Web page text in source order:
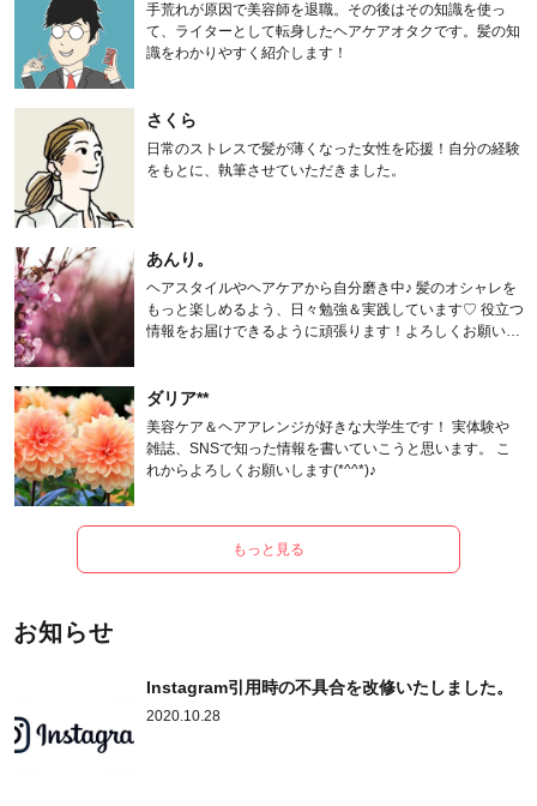
手荒れが原因で美容師を退職。その後はその知識を使っ
て、ライターとして転身したヘアケアオタクです。髪の知
識をわかりやすく紹介します！
さくら
日常のストレスで髪が薄くなった女性を応援！自分の経験
をもとに、執筆させていただきました。
あんり。
ヘアスタイルやヘアケアから自分磨き中♪ 髪のオシャレを
もっと楽しめるよう、日々勉強＆実践しています♡ 役立つ
情報をお届けできるように頑張ります！よろしくお願いし
ダリア**
美容ケア＆ヘアアレンジが好きな大学生です！ 実体験や
雑誌、SNSで知った情報を書いていこうと思います。 こ
れからよろしくお願いします(*^^*)♪
もっと見る
お知らせ
Instagram引用時の不具合を改修いたしました。
2020.10.28